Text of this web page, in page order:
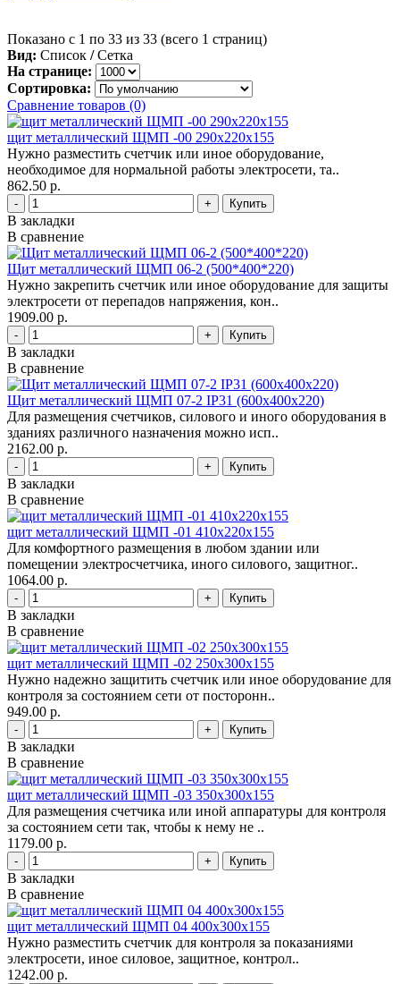
Показано с 1 по 33 из 33 (всего 1 страниц)
Вид: Список / Сетка
На странице:
Сортировка:
Сравнение товаров (0)
щит металлический ЩМП -00 290х220х155
Нужно разместить счетчик или иное оборудование,
необходимое для нормальной работы электросети, та..
862.50 р.
- +
В закладки
В сравнение
Щит металлический ЩМП 06-2 (500*400*220)
Нужно закрепить счетчик или иное оборудование для защиты
электросети от перепадов напряжения, кон..
1909.00 р.
- +
В закладки
В сравнение
Щит металлический ЩМП 07-2 IP31 (600х400х220)
Для размещения счетчиков, силового и иного оборудования в
зданиях различного назначения можно исп..
2162.00 р.
- +
В закладки
В сравнение
щит металлический ЩМП -01 410х220х155
Для комфортного размещения в любом здании или
помещении электросчетчика, иного силового, защитног..
1064.00 р.
- +
В закладки
В сравнение
щит металлический ЩМП -02 250х300х155
Нужно надежно защитить счетчик или иное оборудование для
контроля за состоянием сети от посторонн..
949.00 р.
- +
В закладки
В сравнение
щит металлический ЩМП -03 350х300х155
Для размещения счетчика или иной аппаратуры для контроля
за состоянием сети так, чтобы к нему не ..
1179.00 р.
- +
В закладки
В сравнение
щит металлический ЩМП 04 400х300х155
Нужно разместить счетчик для контроля за показаниями
электросети, иное силовое, защитное, контрол..
1242.00 р.